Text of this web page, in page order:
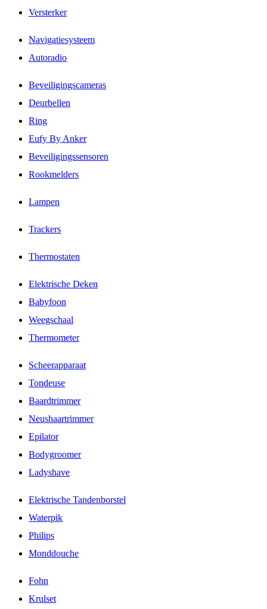
Versterker
Navigatiesysteem
Autoradio
Beveiligingscameras
Deurbellen
Ring
Eufy By Anker
Beveiligingssensoren
Rookmelders
Lampen
Trackers
Thermostaten
Elektrische Deken
Babyfoon
Weegschaal
Thermometer
Scheerapparaat
Tondeuse
Baardtrimmer
Neushaartrimmer
Epilator
Bodygroomer
Ladyshave
Elektrische Tandenborstel
Waterpik
Philips
Monddouche
Fohn
Krulset